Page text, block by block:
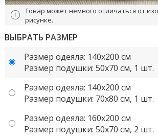
Товар может немного отличаться от
рисунке.
ВЫБРАТЬ РАЗМЕР
Размер одеяла: 140x200 см
Размер подушки: 50x70 cм, 1 шт.
Размер одеяла: 140x200 см
Размер подушки: 70x80 см, 1 шт.
Размер одеяла: 160x200 см
Размер подушки: 50x70 cм, 2 шт.